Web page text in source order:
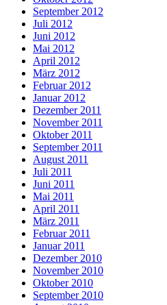
September 2012
Juli 2012
Juni 2012
Mai 2012
April 2012
März 2012
Februar 2012
Januar 2012
Dezember 2011
November 2011
Oktober 2011
September 2011
August 2011
Juli 2011
Juni 2011
Mai 2011
April 2011
März 2011
Februar 2011
Januar 2011
Dezember 2010
November 2010
Oktober 2010
September 2010